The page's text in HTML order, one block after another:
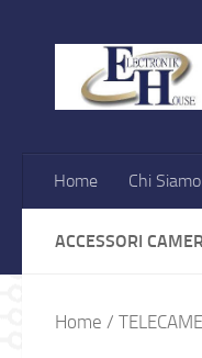
Home Chi Siamo
ACCESSORI
Home /